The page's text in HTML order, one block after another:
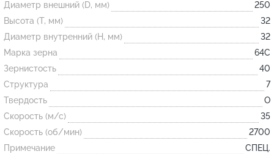
Огнеупорные
изделия
Скачать каталог
Тигель
Муфель
Черпак
Шербер
Диаметр внешний (D, мм)
250
Высота (T, мм)
32
Диаметр внутренний (H, мм)
32
Марка зерна
64С
Зернистость
40
Структура
7
Твердость
O
Скорость (м/с)
35
Скорость (об/мин)
2700
Примечание
СПЕЦ.